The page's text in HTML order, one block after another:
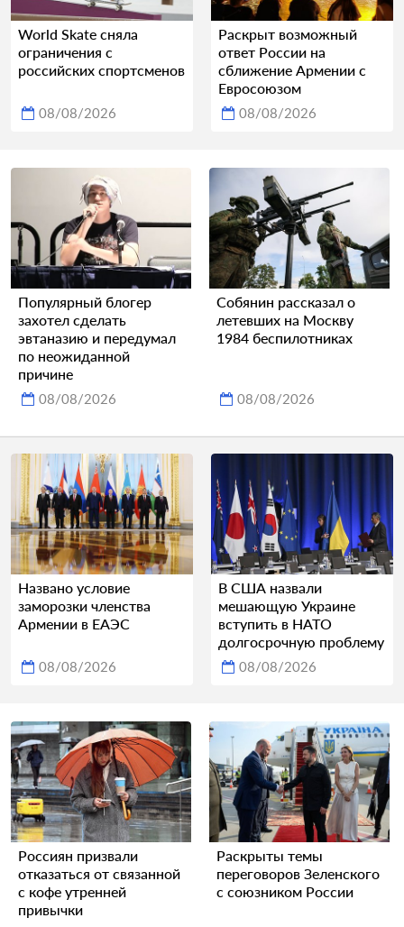
World Skate сняла
ограничения с
российских спортсменов
08/08/2026
Раскрыт возможный
ответ России на
сближение Армении с
Евросоюзом
08/08/2026
Популярный блогер
захотел сделать
эвтаназию и передумал
по неожиданной
причине
08/08/2026
Собянин рассказал о
летевших на Москву
1984 беспилотниках
08/08/2026
Названо условие
заморозки членства
Армении в ЕАЭС
08/08/2026
В США назвали
мешающую Украине
вступить в НАТО
долгосрочную проблему
08/08/2026
Россиян призвали
отказаться от связанной
с кофе утренней
привычки
Раскрыты темы
переговоров Зеленского
с союзником России